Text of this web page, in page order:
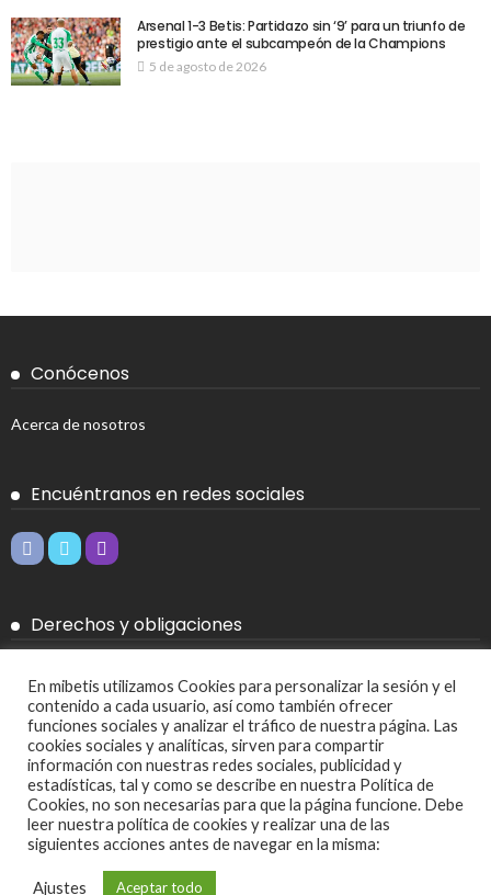
Arsenal 1-3 Betis: Partidazo sin ‘9’ para un triunfo de
prestigio ante el subcampeón de la Champions
5 de agosto de 2026
Conócenos
Acerca de nosotros
Encuéntranos en redes sociales
Derechos y obligaciones
Política de Cookies
Política de privacidad
Más
Ajustes de cookies
En mibetis utilizamos Cookies para personalizar la sesión y el
contenido a cada usuario, así como también ofrecer
funciones sociales y analizar el tráfico de nuestra página. Las
cookies sociales y analíticas, sirven para compartir
información con nuestras redes sociales, publicidad y
estadísticas, tal y como se describe en nuestra Política de
Cookies, no son necesarias para que la página funcione. Debe
leer nuestra política de cookies y realizar una de las
siguientes acciones antes de navegar en la misma:
Ajustes Aceptar todo